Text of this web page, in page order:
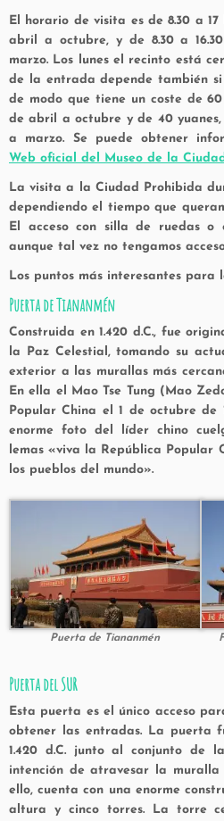
El horario de visita es de 8.30 a
abril a octubre, y de 8.30 a
marzo. Los lunes el recinto está
de la entrada depende también
de modo que tiene un coste de
de abril a octubre y de 40
a marzo. Se puede obtener
Web oficial del Museo de la
La visita a la Ciudad Prohibida
dependiendo el tiempo que
El acceso con silla de ruedas o
aunque tal vez no tengamos
Los puntos más interesantes para
Puerta de Tiananmén
Construida en 1.420 d.C., fue
la Paz Celestial, tomando su
exterior a las murallas más
En ella el Mao Tse Tung (Mao
Popular China el 1 de octubre de
enorme foto del líder chino
lemas «viva la República Popular
los pueblos del mundo».
Puerta de Tiananmén
Puerta del SUR
Esta puerta es el único acceso
obtener las entradas. La puerta
1.420 d.C. junto al conjunto de
intención de atravesar la muralla
ello, cuenta con una enorme
altura y cinco torres. La torre